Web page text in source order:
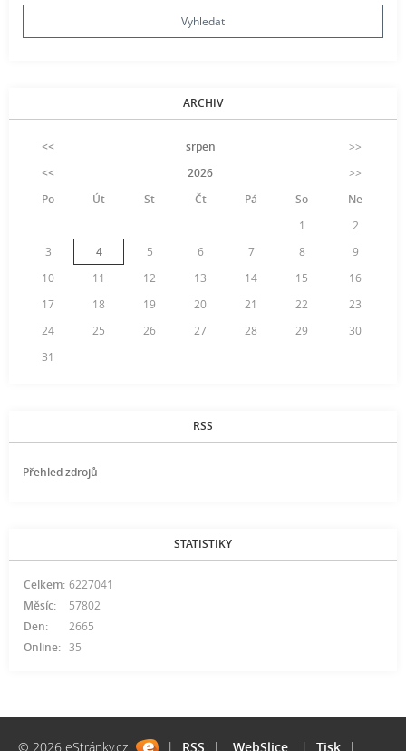
ARCHIV
<< srpen
>>
<<
2026
>>
Po
Út St Čt Pá So
Ne
1
2
3
4 5 6 7 8
9
10
11 12 13 14 15
16
17
18 19 20 21 22
23
24
25 26 27 28 29
30
31
RSS
Přehled zdrojů
STATISTIKY
Online: 35
Celkem: 6227041
Měsíc:
57802
Den:
2665
© 2026 eStránky.cz | RSS | WebSlice | Tisk |